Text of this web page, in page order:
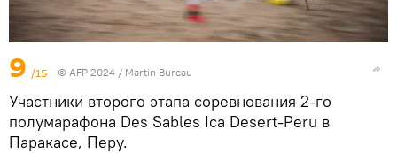
9 /15 © AFP 2024 / Martin Bureau
Участники второго этапа соревнования 2-го
полумарафона Des Sables Ica Desert-Peru в
Паракасе, Перу.